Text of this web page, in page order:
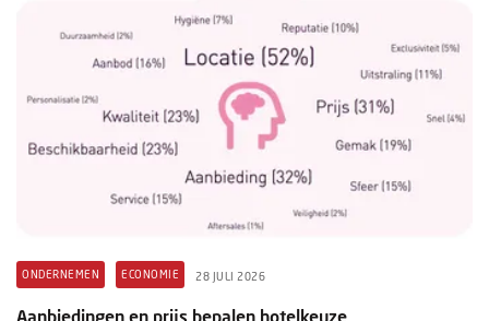
ONDERNEMEN ECONOMIE 28 JULI 2026
Aanbiedingen en prijs bepalen hotelkeuze